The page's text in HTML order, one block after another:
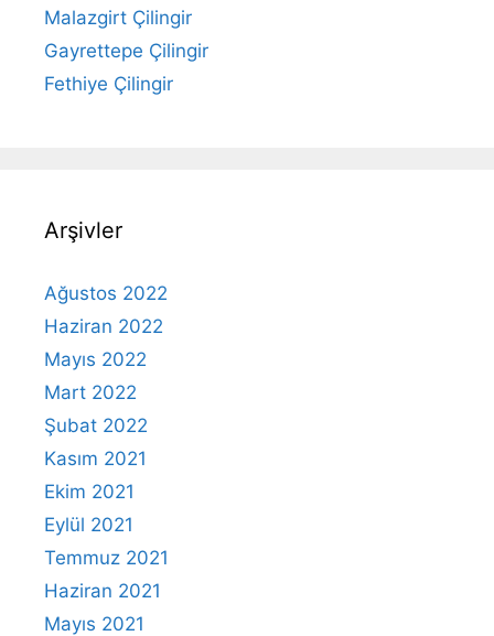
Malazgirt Çilingir
Gayrettepe Çilingir
Fethiye Çilingir
Arşivler
Ağustos 2022
Haziran 2022
Mayıs 2022
Mart 2022
Şubat 2022
Kasım 2021
Ekim 2021
Eylül 2021
Temmuz 2021
Haziran 2021
Mayıs 2021